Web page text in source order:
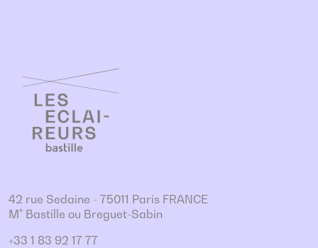
42 rue Sedaine - 75011 Paris FRANCE
M° Bastille ou Breguet-Sabin
+33 1 83 92 17 77